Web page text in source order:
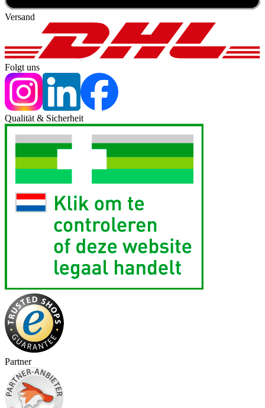
Versand
Folgt uns
Qualität & Sicherheit
Partner